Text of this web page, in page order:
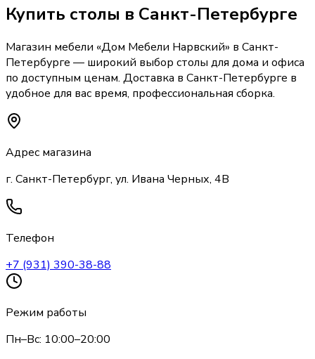
Купить столы в Санкт-Петербурге
Магазин мебели «Дом Мебели Нарвский» в Санкт-
Петербурге — широкий выбор столы для дома и офиса
по доступным ценам. Доставка в Санкт-Петербурге в
удобное для вас время, профессиональная сборка.
Адрес магазина
г. Санкт-Петербург, ул. Ивана Черных, 4В
Телефон
+7 (931) 390-38-88
Режим работы
Пн–Вс: 10:00–20:00